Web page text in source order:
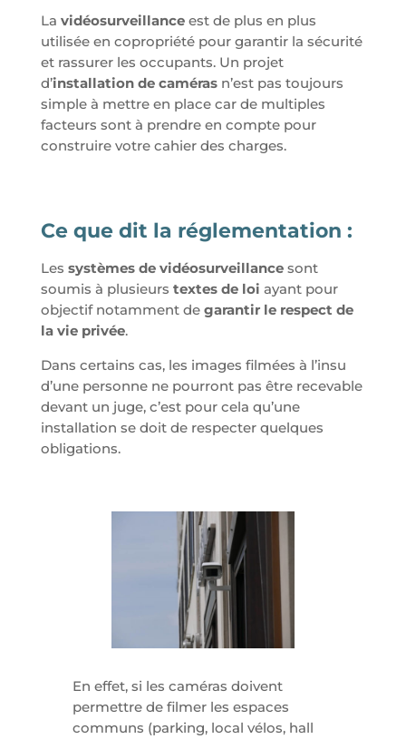
La vidéosurveillanceest de plus en plus
utilisée en copropriété pour garantir la sécurité
et rassurer les occupants. Un projet
d’installation de camérasn’est pas toujours
simple à mettre en place car de multiples
facteurs sont à prendre en compte pour
construire votre cahier des charges.
Ce que dit la réglementation :
Les systèmes de vidéosurveillancesont
soumis à plusieurs textes de loi ayant pour
objectif notamment de garantir le respect de
la vie privée.
Dans certains cas, les images filmées à l’insu
d’une personne ne pourront pas être recevable
devant un juge, c’est pour cela qu’une
installation se doit de respecter quelques
obligations.
En effet, si les caméras doivent
permettre de filmer les espaces
communs (parking, local vélos, hall